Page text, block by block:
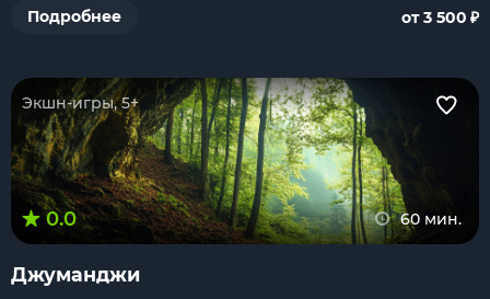
Подробнее
от 3 500 ₽
Экшн-игры, 5+
0.0 60 мин.
Джуманджи